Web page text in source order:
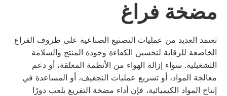
مضخة فراغ
تعتمد العديد من عمليات التصنيع الصناعية على ظروف الفراغ
الخاضعة للرقابة لتحسين الكفاءة وجودة المنتج والسلامة
التشغيلية. سواء إزالة الهواء من الأنظمة المغلقة، أو دعم
معالجة المواد، أو تسريع عمليات التجفيف، أو المساعدة في
إنتاج المواد الكيميائية، فإن أداء مضخة التفريغ يلعب دورًا